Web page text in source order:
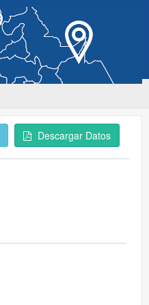
Descargar Datos